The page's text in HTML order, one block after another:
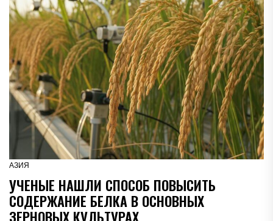
АЗИЯ
УЧЕНЫЕ НАШЛИ СПОСОБ ПОВЫСИТЬ
СОДЕРЖАНИЕ БЕЛКА В ОСНОВНЫХ
ЗЕРНОВЫХ КУЛЬТУРАХ